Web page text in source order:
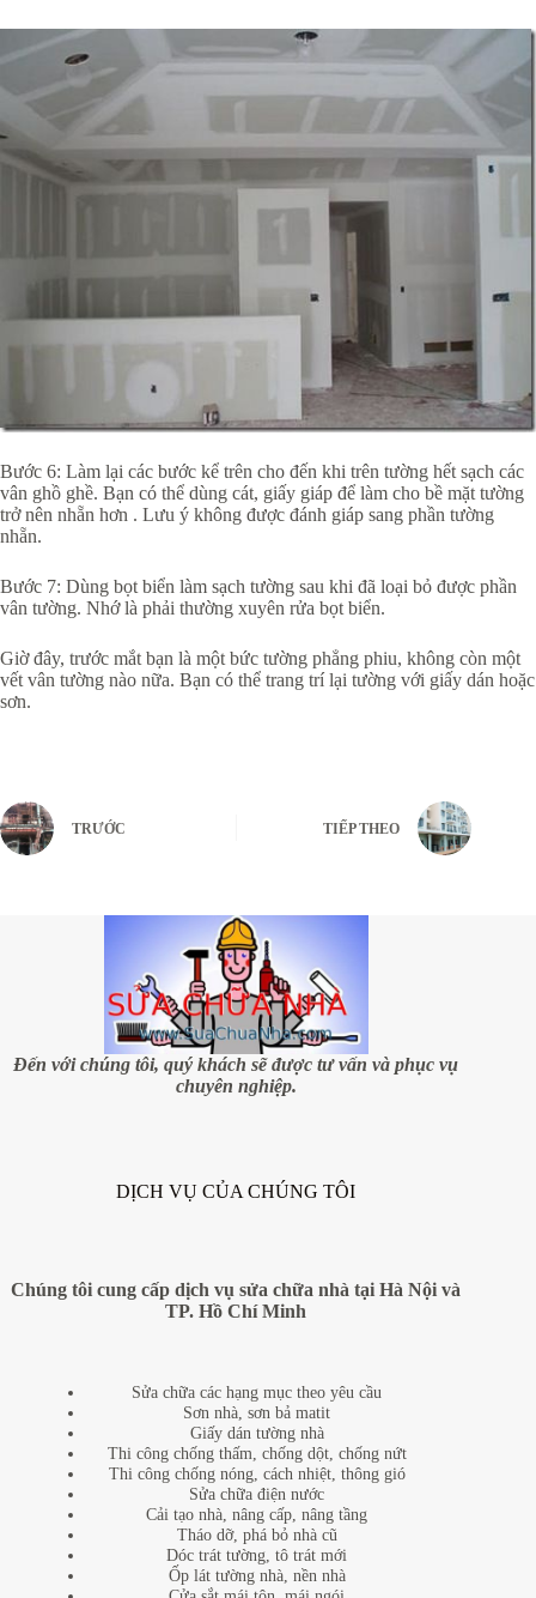
Bước 6: Làm lại các bước kể trên cho đến khi trên tường hết sạch các
vân ghồ ghề. Bạn có thể dùng cát, giấy giáp để làm cho bề mặt tường
trở nên nhẵn hơn . Lưu ý không được đánh giáp sang phần tường
nhẵn.
Bước 7: Dùng bọt biển làm sạch tường sau khi đã loại bỏ được phần
vân tường. Nhớ là phải thường xuyên rửa bọt biển.
Giờ đây, trước mắt bạn là một bức tường phẳng phiu, không còn một
vết vân tường nào nữa. Bạn có thể trang trí lại tường với giấy dán hoặc
sơn.
TRƯỚC TIẾP THEO
Đến với chúng tôi, quý khách sẽ được tư vấn và phục vụ
chuyên nghiệp.
DỊCH VỤ CỦA CHÚNG TÔI
Chúng tôi cung cấp dịch vụ sửa chữa nhà tại Hà Nội và
TP. Hồ Chí Minh
Sửa chữa các hạng mục theo yêu cầu
Sơn nhà, sơn bả matit
Giấy dán tường nhà
Thi công chống thấm, chống dột, chống nứt
Thi công chống nóng, cách nhiệt, thông gió
Sửa chữa điện nước
Cải tạo nhà, nâng cấp, nâng tầng
Tháo dỡ, phá bỏ nhà cũ
Dóc trát tường, tô trát mới
Ốp lát tường nhà, nền nhà